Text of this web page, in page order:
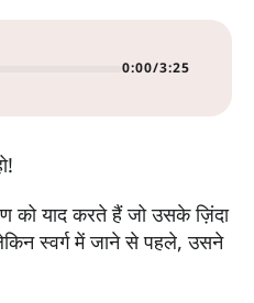
0:00/3:25
को याद करते हैं जो उसके ज़िंदा
स्वर्ग में जाने से पहले, उसने